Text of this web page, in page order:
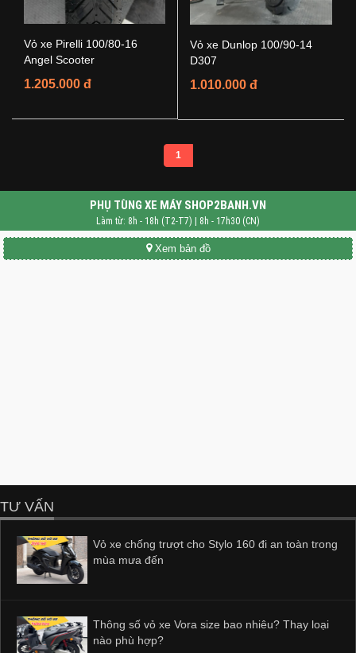
Vỏ xe Pirelli 100/80-16
Angel Scooter
1.205.000 đ
Vỏ xe Dunlop 100/90-14
D307
1.010.000 đ
1
PHỤ TÙNG XE MÁY SHOP2BANH.VN
Làm từ: 8h - 18h (T2-T7) | 8h - 17h30 (CN)
Xem bản đồ
TƯ VẤN
Vỏ xe chống trượt cho Stylo 160 đi an toàn trong
mùa mưa đến
Thông số vỏ xe Vora size bao nhiêu? Thay loại
nào phù hợp?